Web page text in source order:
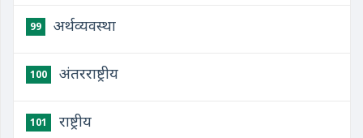
99 अर्थव्यवस्था
100 अंतरराष्ट्रीय
101 राष्ट्रीय